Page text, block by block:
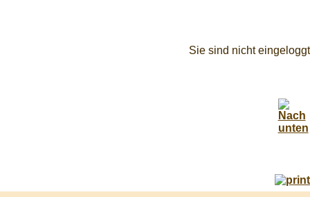
Sie sind nicht eingeloggt